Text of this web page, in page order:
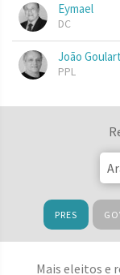
Eymael
DC
João
PPL
PRES
Mais eleitos e